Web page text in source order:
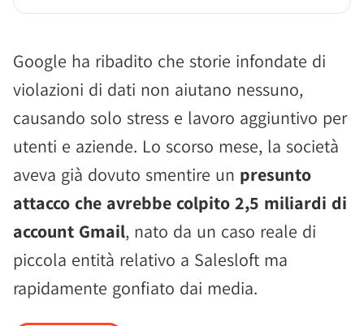
Google ha ribadito che storie infondate di
violazioni di dati non aiutano nessuno,
causando solo stress e lavoro aggiuntivo per
utenti e aziende. Lo scorso mese, la società
aveva già dovuto smentire un presunto
attacco che avrebbe colpito 2,5 miliardi di
account Gmail, nato da un caso reale di
piccola entità relativo a Salesloft ma
rapidamente gonfiato dai media.